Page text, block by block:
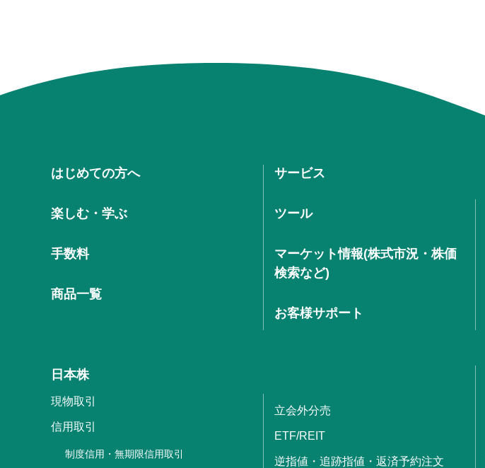
はじめての方へ
楽しむ・学ぶ
手数料
商品一覧
サービス
ツール
マーケット情報(株式市況・株価
検索など)
お客様サポート
日本株
現物取引
信用取引
制度信用・無期限信用取引
立会外分売
ETF/REIT
逆指値・追跡指値・返済予約注文